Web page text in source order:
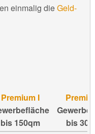
einmalig dieGeld-
Premium I
bis 150qm
bis